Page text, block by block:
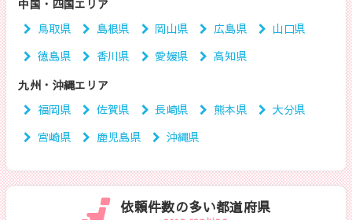
中国・四国エリア
鳥取県
島根県 岡山県 広島県
山口県
徳島県
香川県 愛媛県
高知県
九州・沖縄エリア
福岡県
佐賀県 長崎県 熊本県
大分県
宮崎県
鹿児島県 沖縄県
依頼件数の多い都道府県